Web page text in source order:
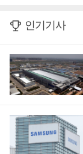
인기기사